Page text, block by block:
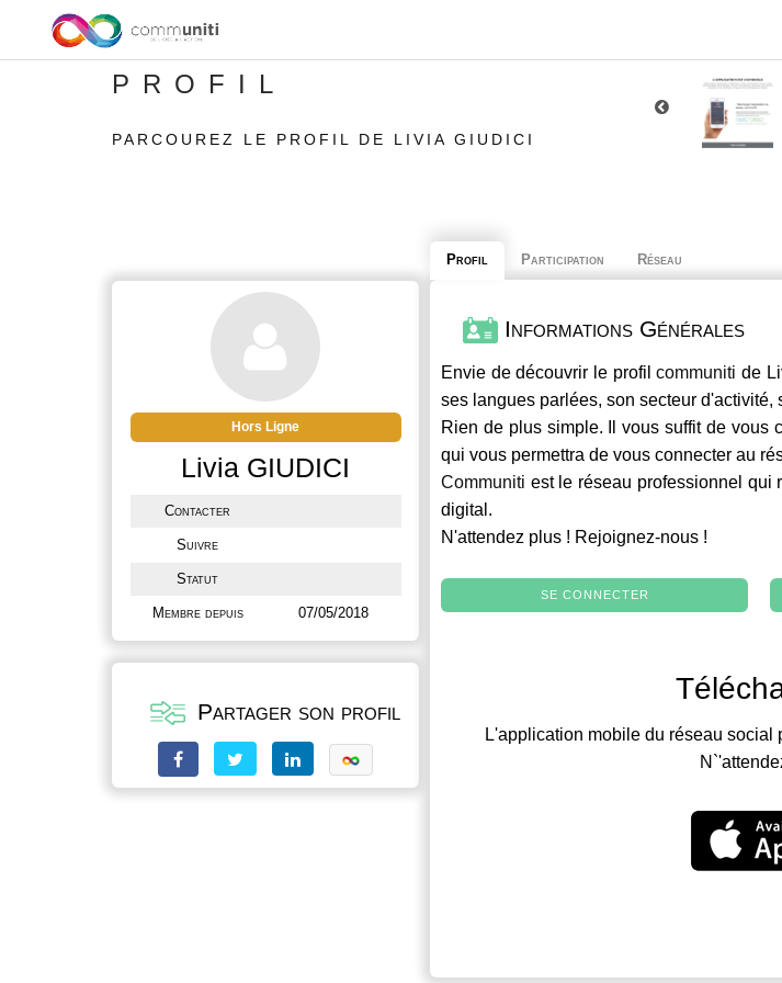
PROFIL
PARCOUREZ LE PROFIL DE LIVIA GIUDICI
Hors Ligne
Livia GIUDICI
Contacter
Suivre
Statut
Membre depuis 07/05/2018
Partager son profil
Profil Participation Réseau
Informations Générales
Envie de découvrir le profilcommuniti de
ses langues parlées, son secteur
Rien de plus simple. Il vous suffit de vous
qui vous permettra de vous connecter au
Communiti est le réseau professionnel qui
digital.
N'attendez plus ! Rejoignez-nous !
SE CONNECTER
L'application mobile du réseau social